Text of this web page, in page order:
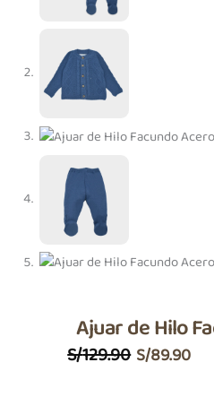
Ajuar de Hilo
S/129.90 El
S/89.90El